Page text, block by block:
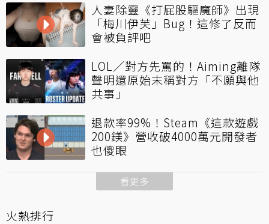
人妻除靈《打屁股驅魔師》出現
「梅川伊芙」Bug！這修了反而
會被負評吧
LOL／對方先罵的！Aiming離隊
聲明還原始末稱對方「不願與他
共事」
退款率99%！Steam《這款遊戲
200鎂》營收破4000萬元開發者
也傻眼
看更多
火熱排行